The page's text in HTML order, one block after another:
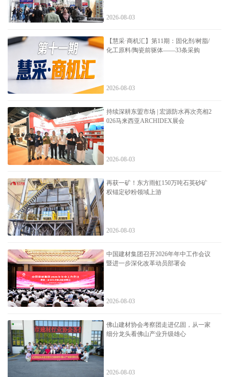
2026-08-03
【慧采·商机汇】第11期：固化剂/树脂/
化工原料/陶瓷前驱体——33条采购
2026-08-03
持续深耕东盟市场 | 宏源防水再次亮相2
026马来西亚ARCHIDEX展会
2026-08-03
再获一矿！东方雨虹150万吨石英砂矿
权锚定砂粉领域上游
2026-08-03
中国建材集团召开2026年年中工作会议
暨进一步深化改革动员部署会
2026-08-03
佛山建材协会考察团走进亿固，从一家
细分龙头看佛山产业升级雄心
2026-08-03